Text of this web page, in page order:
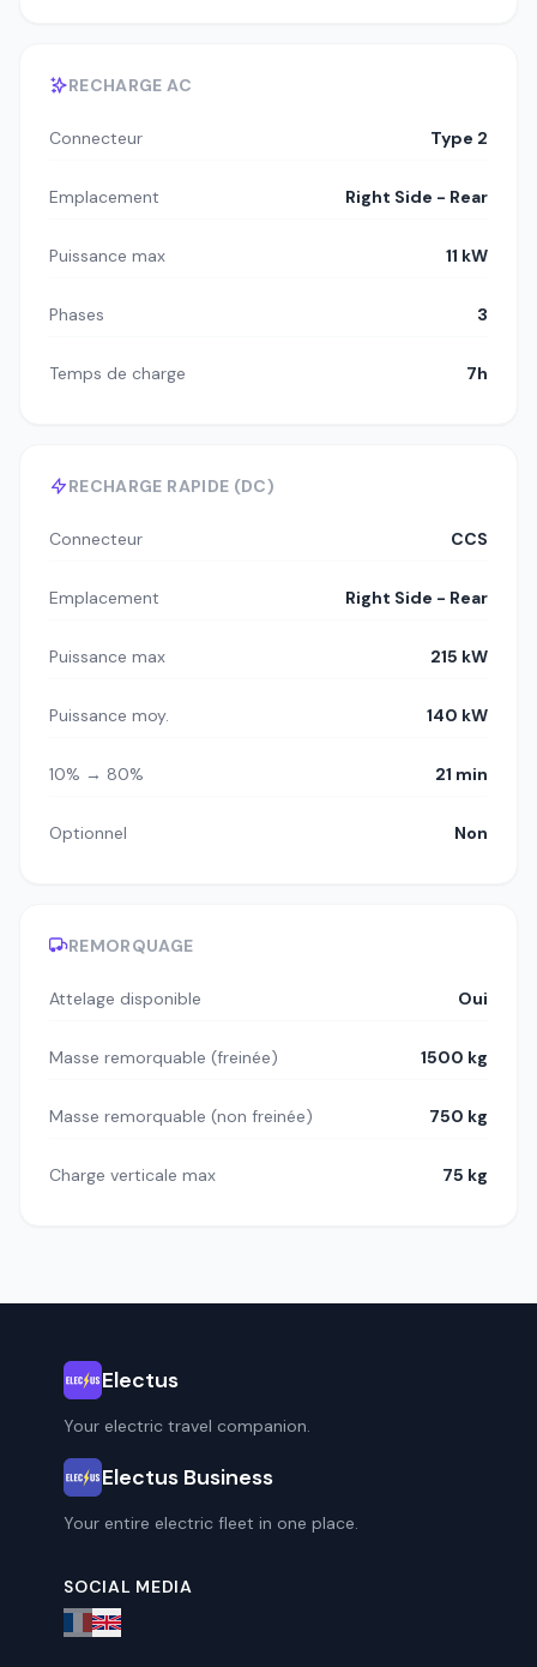
RECHARGE AC
Connecteur Type 2
Emplacement Right Side - Rear
Puissance max 11 kW
Phases 3
Temps de charge 7h
RECHARGE RAPIDE (DC)
Connecteur CCS
Emplacement Right Side - Rear
Puissance max 215 kW
Puissance moy. 140 kW
10% → 80% 21 min
Optionnel Non
REMORQUAGE
Attelage disponible Oui
Masse remorquable (freinée) 1500 kg
Masse remorquable (non freinée) 750 kg
Charge verticale max 75 kg
Electus
Your electric travel companion.
Electus Business
Your entire electric fleet in one place.
SOCIAL MEDIA